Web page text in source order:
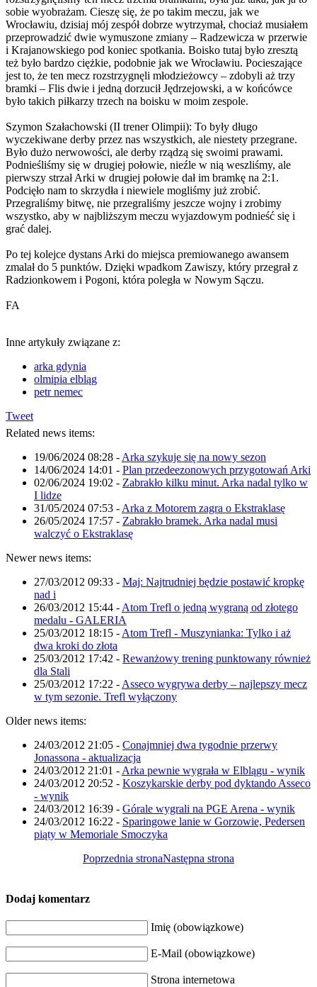
sobie wyobrażam. Cieszę się, że po takim meczu, jak we
Wrocławiu, dzisiaj mój zespół dobrze wytrzymał, chociaż musiałem
przeprowadzić dwie wymuszone zmiany – Radzewicza w przerwie
i Krajanowskiego pod koniec spotkania. Boisko tutaj było zresztą
też było bardzo ciężkie, podobnie jak we Wrocławiu. Pocieszające
jest to, że ten mecz rozstrzygnęli młodzieżowcy – zdobyli aż trzy
bramki – Flis dwie i jedną dorzucił Jędrzejowski, a w końcówce
było takich piłkarzy trzech na boisku w moim zespole.
Szymon Szałachowski (II trener Olimpii): To były długo
wyczekiwane derby przez nas wszystkich, ale niestety przegrane.
Było dużo nerwowości, ale derby rządzą się swoimi prawami.
Podnieśliśmy się w drugiej połowie, nieźle w nią weszliśmy, ale
pierwszy strzał Arki w drugiej połowie dał im bramkę na 2:1.
Podcięło nam to skrzydła i niewiele mogliśmy już zrobić.
Przegraliśmy bitwę, nie przegraliśmy jeszcze wojny i zrobimy
wszystko, aby w najbliższym meczu wyjazdowym podnieść się i
grać dalej.
Po tej kolejce dystans Arki do miejsca premiowanego awansem
zmalał do 5 punktów. Dzięki wpadkom Zawiszy, który przegrał z
Radzionkowem i Pogoni, która poległa w Nowym Sączu.
FA
Inne artykuły związane z:
arka gdynia
olmipia elbląg
petr nemec
Tweet
Related news items:
19/06/2024 08:28 - Arka szykuje się na nowy sezon
14/06/2024 14:01 - Plan przedeezonowych przygotowań Arki
02/06/2024 19:02 - Zabrakło kilku minut. Arka nadal tylko w
I lidze
31/05/2024 07:53 - Arka z Motorem zagra o Ekstraklasę
26/05/2024 17:57 - Zabrakło bramek. Arka nadal musi
walczyć o Ekstraklasę
Newer news items:
27/03/2012 09:33 - Maj: Najtrudniej będzie postawić kropkę
nad i
26/03/2012 15:44 - Atom Trefl o jedną wygraną od złotego
medalu - GALERIA
25/03/2012 18:15 - Atom Trefl - Muszynianka: Tylko i aż
dwa kroki do złota
25/03/2012 17:42 - Rewanżowy trening punktowany również
dla Stali
25/03/2012 17:22 - Asseco wygrywa derby – najlepszy mecz
w tym sezonie. Trefl wyłączony
Older news items:
24/03/2012 21:05 - Conajmniej dwa tygodnie przerwy
Jonassona - aktualizacja
24/03/2012 21:01 - Arka pewnie wygrała w Elblągu - wynik
24/03/2012 20:52 - Koszykarskie derby pod dyktando Asseco
- wynik
24/03/2012 16:39 - Górale wygrali na PGE Arena - wynik
24/03/2012 16:22 - Sparingowe lanie w Gorzowie, Pedersen
piąty w Memoriale Smoczyka
Poprzednia stronaNastępna strona
Dodaj komentarz
Imię (obowiązkowe)
E-Mail (obowiązkowe)
Strona internetowa